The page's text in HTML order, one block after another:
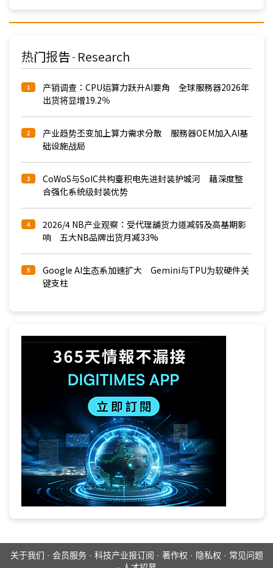
热门报告 - Research
1
产销调查：CPU运算力跃升AI要角 全球服務器2026年
出货将显增19.2％
2
产业趋势丕变加上算力需求分散 服務器OEM加入AI基
础设施战局
3
CoWoS与SoIC共构臺积电先进封装护城河 藉深度整
合强化系统级封装优势
4
2026/4 NB产业观察：受代理舖货力道减弱及高基期影
响 五大NB品牌出货月减33%
5
Google AI生态系加速扩大 Gemini与TPU为软硬件关
键支柱
关于我们 · 会员服务· 科技产业报订阅 · 著作权 · 隐私权 · 常见问题